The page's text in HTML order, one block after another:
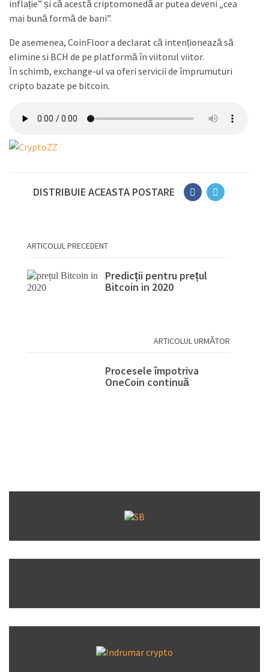
inflație” și că acestă criptomonedă ar putea deveni „cea
mai bună formă de bani”.
De asemenea, CoinFloor a declarat că intenționează să
elimine si BCH de pe platformă în viitorul viitor.
În schimb, exchange-ul va oferi servicii de împrumuturi
cripto bazate pe bitcoin.
DISTRIBUIE ACEASTA POSTARE
ARTICOLUL PRECEDENT
Predicții pentru prețul
Bitcoin in 2020
ARTICOLUL URMĂTOR
Procesele împotriva
OneCoin continuă